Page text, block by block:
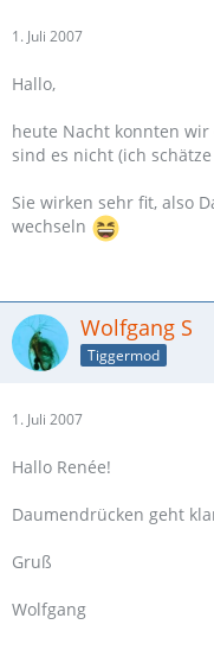
1. Juli 2007
Hallo,
heute Nacht konnten
sind es nicht (ich
Sie wirken sehr fit, also
wechseln
Wolfgang S
Tiggermod
1. Juli 2007
Hallo Renée!
Daumendrücken geht
Gruß
Wolfgang